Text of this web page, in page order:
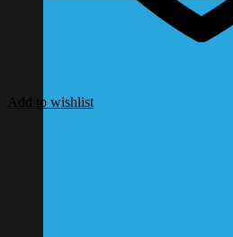
Add to wishlist